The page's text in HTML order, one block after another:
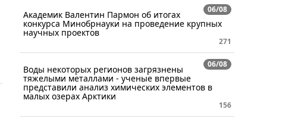
06/08
Академик Валентин Пармон об итогах
конкурса Минобрнауки на проведение крупных
научных проектов
271
06/08
Воды некоторых регионов загрязнены
тяжелыми металлами - ученые впервые
представили анализ химических элементов в
малых озерах Арктики
156